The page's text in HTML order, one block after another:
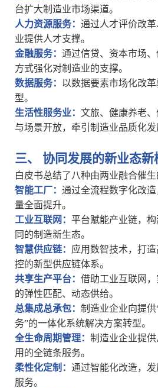
台扩大制造业市场渠道。
‌人力资源服务‌： 通过人才评价改
业提供人才支撑。
‌金融服务‌： 通过信贷、资本市场
方式强化对制造业的支撑。
‌数据服务‌： 以数据要素市场化改
型。
‌生活性服务业‌： 文旅、健康养老
与场景开放，牵引制造业品质化发
三、 协同发展的新业态新
白皮书总结了八种由两业融合催生
‌智能工厂‌： 通过全流程数字化改
量全面提升。
‌工业互联网‌： 平台赋能产业链，
同的制造新生态。
‌智慧供应链‌： 应用数智技术，打
控的新型供应链体系。
‌共享生产平台‌： 借助工业互联网
的弹性匹配、动态供给。
‌总集成总承包‌： 制造业企业向提供
务”的一体化系统解决方案转型。
‌全生命周期管理‌： 制造业企业提供
用的全链条服务。
‌柔性化定制‌： 通过智能化改造，
服务。